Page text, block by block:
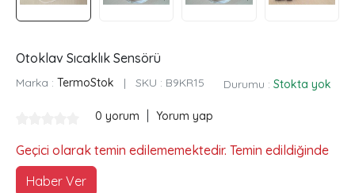
Otoklav Sıcaklık Sensörü
Marka : TermoStok | SKU : B9KR15 Durumu : Stokta yok
0 yorum Yorum yap
Geçici olarak temin edilememektedir. Temin edildiğinde
Haber Ver